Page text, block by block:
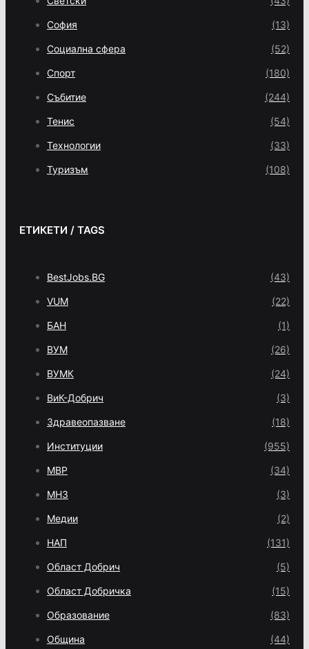
София (13)
Социална сфера (52)
Спорт (180)
Събитие (244)
Тенис (54)
Технологии (33)
Туризъм (108)
ЕТИКЕТИ / TAGS
BestJobs.BG (43)
VUM (22)
БАН (1)
ВУМ (26)
ВУМК (24)
ВиК-Добрич (3)
Здравеопазване (18)
Институции (955)
МВР (34)
МНЗ (3)
Медии (2)
НАП (131)
Област Добрич (5)
Област Добричка (15)
Образование (83)
Община (44)